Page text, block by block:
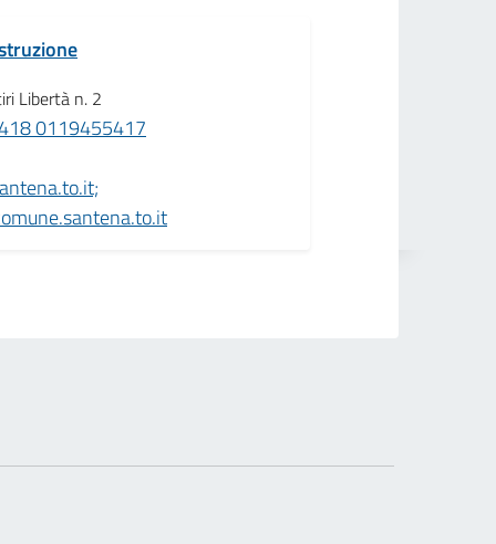
Libertà n. 2
0119455417